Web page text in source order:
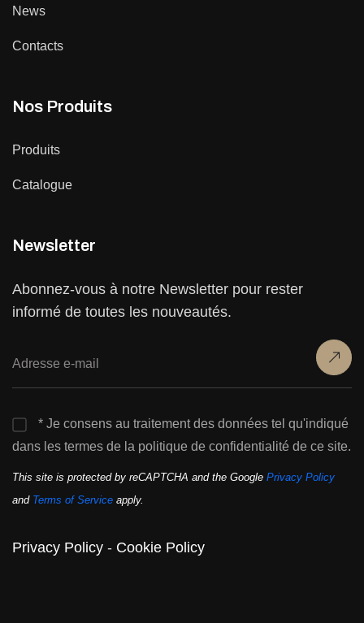
News
Contacts
Nos Produits
Produits
Catalogue
Newsletter
Abonnez-vous à notre Newsletter pour rester
informé de toutes les nouveautés.
* Je consens au traitement des données tel qu'indiqué
dans les termes de la politique de confidentialité de ce site.
This site is protected by reCAPTCHA and the Google Privacy Policy
and Terms of Service apply.
Privacy Policy - Cookie Policy